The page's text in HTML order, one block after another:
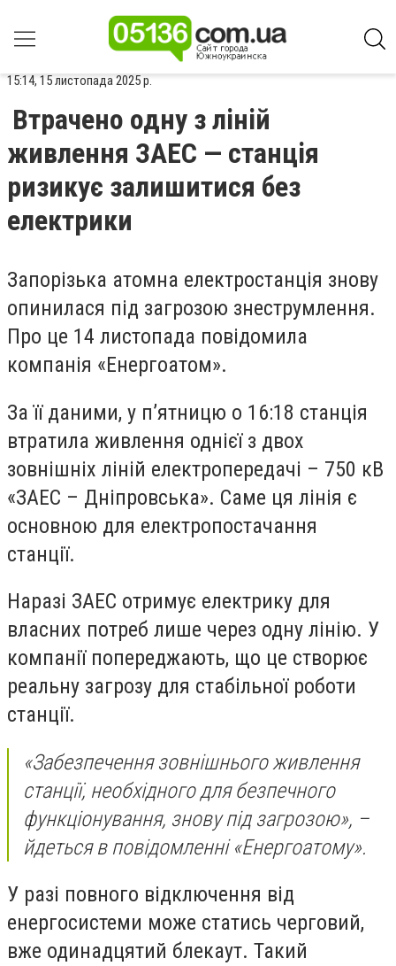
15:14, 15 листопада 2025 р.
Втрачено одну з ліній
живлення ЗАЕС — станція
ризикує залишитися без
електрики
Запорізька атомна електростанція знову
опинилася під загрозою знеструмлення.
Про це 14 листопада повідомила
компанія «Енергоатом».
За її даними, у п’ятницю о 16:18 станція
втратила живлення однієї з двох
зовнішніх ліній електропередачі – 750 кВ
«ЗАЕС – Дніпровська». Саме ця лінія є
основною для електропостачання
станції.
Наразі ЗАЕС отримує електрику для
власних потреб лише через одну лінію. У
компанії попереджають, що це створює
реальну загрозу для стабільної роботи
станції.
«Забезпечення зовнішнього живлення
станції, необхідного для безпечного
функціонування, знову під загрозою», –
йдеться в повідомленні «Енергоатому».
У разі повного відключення від
енергосистеми може статись черговий,
вже одинадцятий блекаут. Такий